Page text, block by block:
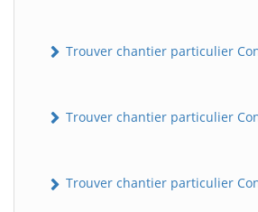
Trouver chantier particulier
Trouver chantier particulier
Trouver chantier particulier